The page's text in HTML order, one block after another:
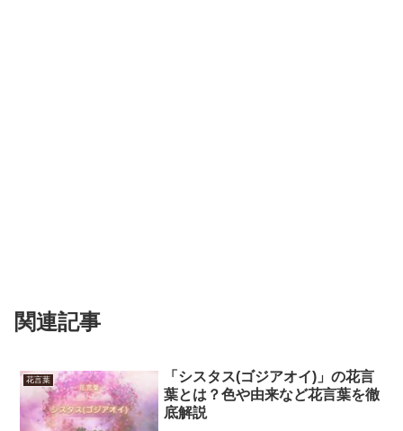
関連記事
花言葉
「シスタス(ゴジアオイ)」の花言
葉とは？色や由来など花言葉を徹
底解説